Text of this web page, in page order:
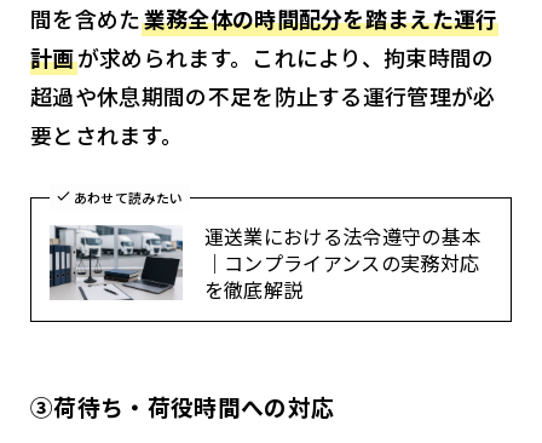
間を含めた業務全体の時間配分を踏まえた運行
計画が求められます。これにより、拘束時間の
超過や休息期間の不足を防止する運行管理が必
要とされます。
あわせて読みたい
運送業における法令遵守の基本
｜コンプライアンスの実務対応
を徹底解説
③荷待ち・荷役時間への対応